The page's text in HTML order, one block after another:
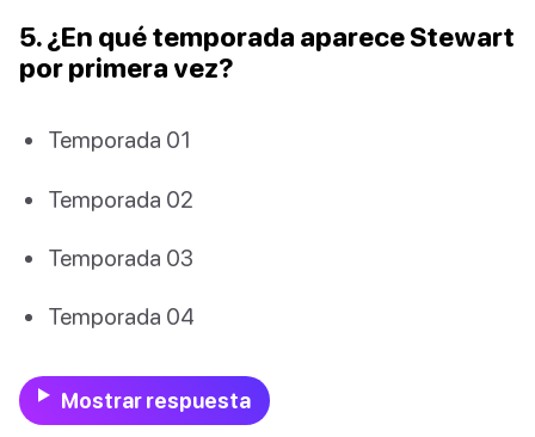
5. ¿En qué temporada aparece Stewart
por primera vez?
Temporada 01
Temporada 02
Temporada 03
Temporada 04
Mostrar respuesta